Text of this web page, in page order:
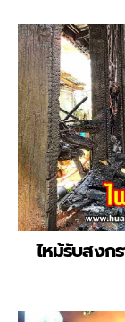
ไหม้รับสงก